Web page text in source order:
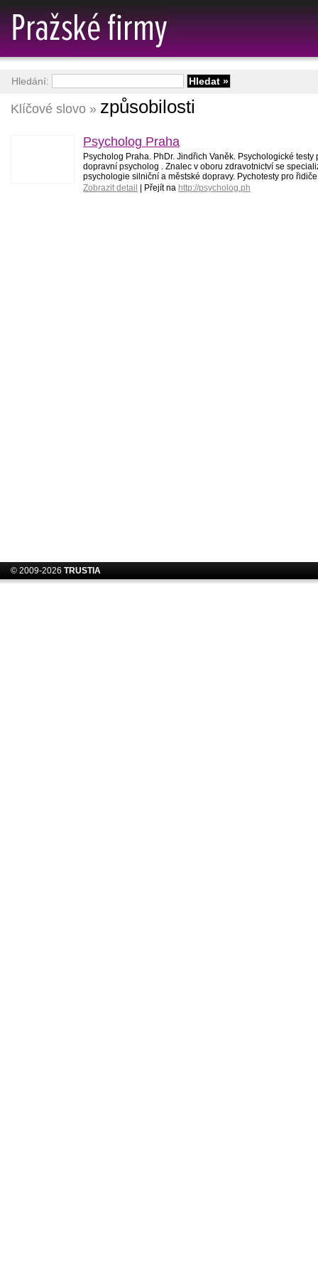
Klíčové slovo » způsobilosti
Psycholog Praha
Psycholog Praha. PhDr. Jindřich Vaněk. Psychologické
dopravní psycholog . Znalec v oboru zdravotnictví se
psychologie silniční a městské dopravy. Pychotesty pro
Zobrazit detail
| Přejít na http://psycholog.ph
Hledání:
© 2009-2026 TRUSTIA